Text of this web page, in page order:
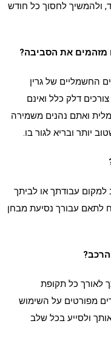
ולהמשיך לחסוך כל חודש
מזהמים את הסביבה?
החשמליים של גרין
דלק כלל ואינם
ואתם נהנים משמירה
יותר ובריא לגור בו.
עבודתך או לביתך
לתאם עבורך נסיעת מבחן
לאורך כל תקופת
מפורטים על השימוש
ולסייע בכל שלב